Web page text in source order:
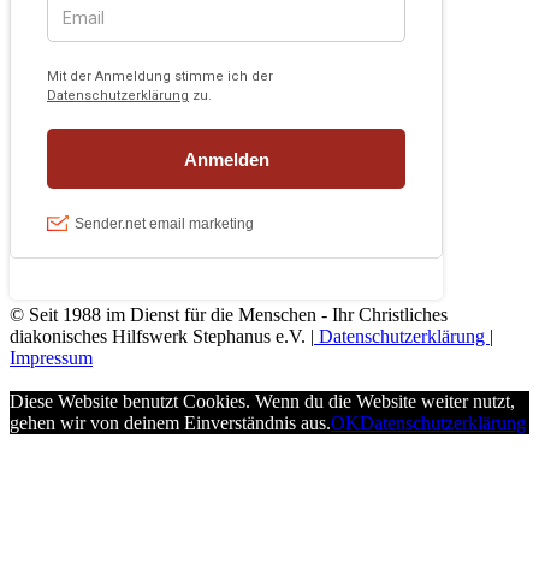
© Seit 1988 im Dienst für die Menschen - Ihr Christliches
diakonisches Hilfswerk Stephanus e.V. | Datenschutzerklärung |
Impressum
Diese Website benutzt Cookies. Wenn du die Website weiter nutzt,
gehen wir von deinem Einverständnis aus.OKDatenschutzerklärung